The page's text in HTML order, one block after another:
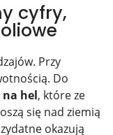
cyfry,
Przy
Do
hel, które ze
się nad ziemią
okazują